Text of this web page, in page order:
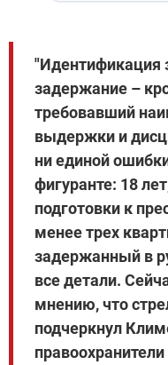
"Идентификация
задержание –
требовавший
выдержки и
ни единой
фигуранте: 18
подготовки к
менее трех
задержанный в
все детали.
мнению, что
подчеркнул
правоохранители